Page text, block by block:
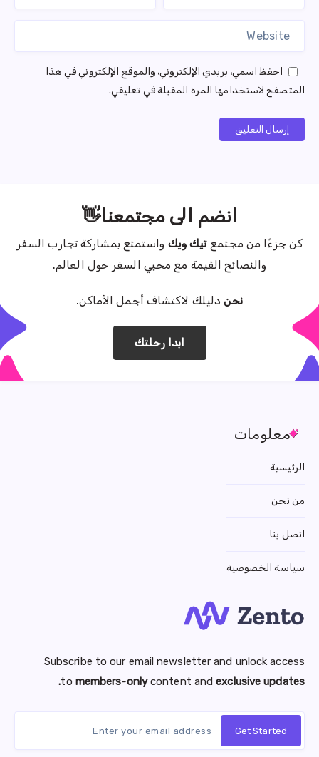
احفظ اسمي، بريدي الإلكتروني، والموقع الإلكتروني في هذا
المتصفح لاستخدامها المرة المقبلة في تعليقي.
إرسال التعليق
انضم الى مجتمعنا👋
كن جزءًا من مجتمع تيك ويك واستمتع بمشاركة تجارب السفر
والنصائح القيمة مع محبي السفر حول العالم.
نحندليلك لاكتشاف أجمل الأماكن.
ابدا رحلتك
معلومات
الرئيسية
من نحن
اتصل بنا
سياسة الخصوصية
Subscribe to our email newsletter and unlock access
to members-onlycontent andexclusive updates.
Get Started